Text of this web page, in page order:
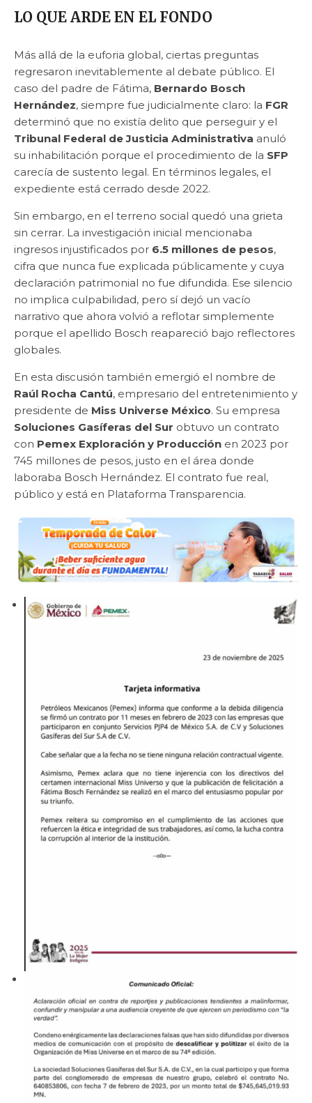
LO QUE ARDE EN EL FONDO
Más allá de la euforia global, ciertas preguntas
regresaron inevitablemente al debate público. El
caso del padre de Fátima, Bernardo Bosch
Hernández, siempre fue judicialmente claro: la FGR
determinó que no existía delito que perseguir y el
Tribunal Federal de Justicia Administrativa anuló
su inhabilitación porque el procedimiento de la SFP
carecía de sustento legal. En términos legales, el
expediente está cerrado desde 2022.
Sin embargo, en el terreno social quedó una grieta
sin cerrar. La investigación inicial mencionaba
ingresos injustificados por 6.5 millones de pesos,
cifra que nunca fue explicada públicamente y cuya
declaración patrimonial no fue difundida. Ese silencio
no implica culpabilidad, pero sí dejó un vacío
narrativo que ahora volvió a reflotar simplemente
porque el apellido Bosch reapareció bajo reflectores
globales.
En esta discusión también emergió el nombre de
Raúl Rocha Cantú, empresario del entretenimiento y
presidente de Miss Universe México. Su empresa
Soluciones Gasíferas del Sur obtuvo un contrato
con Pemex Exploración y Producción en 2023 por
745 millones de pesos, justo en el área donde
laboraba Bosch Hernández. El contrato fue real,
público y está en Plataforma Transparencia.